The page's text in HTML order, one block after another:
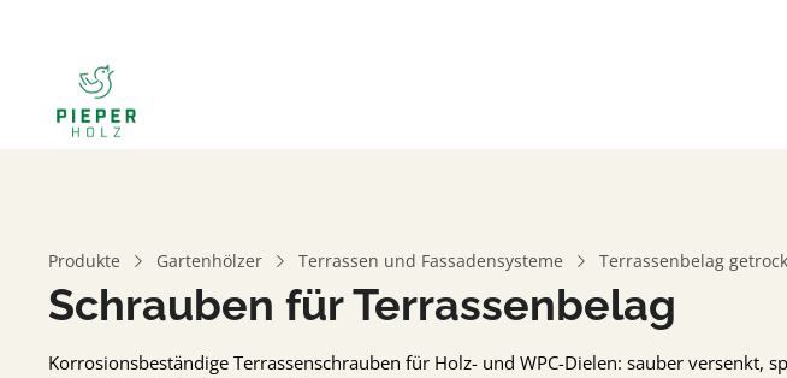
Produkte Gartenhölzer Terrassen und Fassadensysteme Terrassenbelag
Schrauben für Terrassenbelag
Korrosionsbeständige Terrassenschrauben für Holz- und WPC-Dielen: sauber versenkt,